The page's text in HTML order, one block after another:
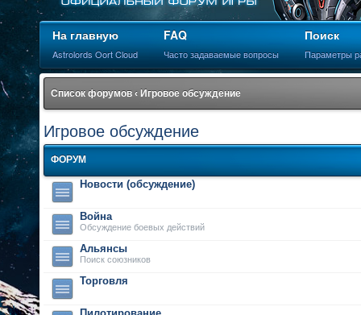
На главную
Astrolords Oort Cloud
FAQ
Часто задаваемые вопросы
Поиск
Параметры
Список форумов ‹ Игровое обсуждение
Игровое обсуждение
ФОРУМ
Новости (обсуждение)
Война
Обсуждение боевых действий
Альянсы
Поиск союзников
Торговля